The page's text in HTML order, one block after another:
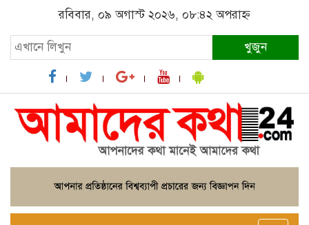
রবিবার, ০৯ অগাস্ট ২০২৬, ০৮:৪২ অপরাহ্ন
খুজুন